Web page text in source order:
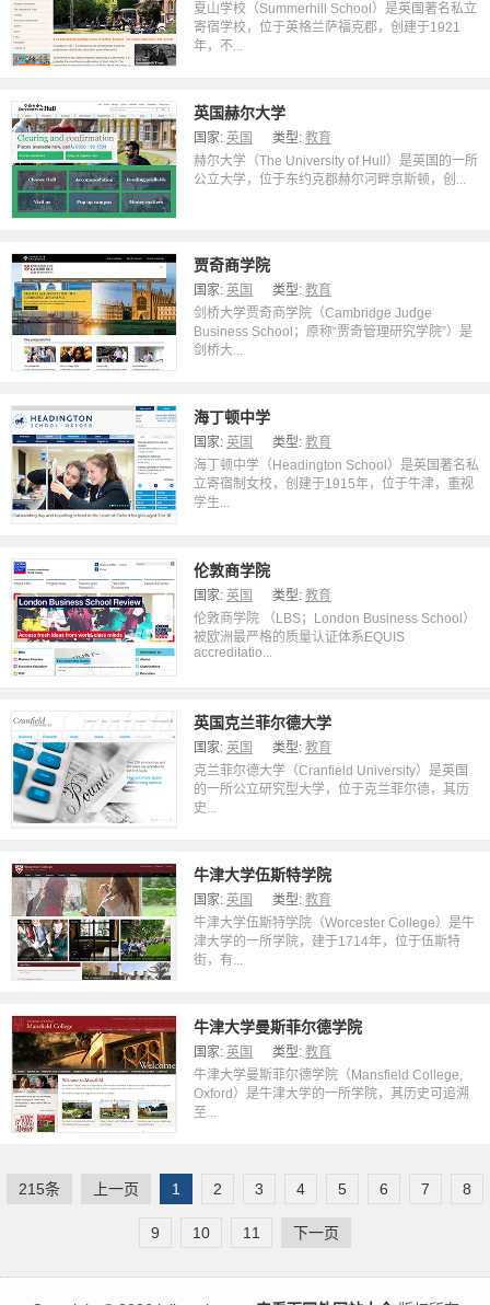
夏山学校（Summerhill School）是英国著名私立
寄宿学校，位于英格兰萨福克郡，创建于1921
年，不...
英国赫尔大学
国家: 英国 类型: 教育
赫尔大学（The University of Hull）是英国的一所
公立大学，位于东约克郡赫尔河畔京斯顿，创...
贾奇商学院
国家: 英国 类型: 教育
剑桥大学贾奇商学院（Cambridge Judge
Business School；原称“贾奇管理研究学院”）是
剑桥大...
海丁顿中学
国家: 英国 类型: 教育
海丁顿中学（Headington School）是英国著名私
立寄宿制女校，创建于1915年，位于牛津，重视
学生...
伦敦商学院
国家: 英国 类型: 教育
伦敦商学院 （LBS；London Business School）
被欧洲最严格的质量认证体系EQUIS
accreditatio...
英国克兰菲尔德大学
国家: 英国 类型: 教育
克兰菲尔德大学（Cranfield University）是英国
的一所公立研究型大学，位于克兰菲尔德，其历
史...
牛津大学伍斯特学院
国家: 英国 类型: 教育
牛津大学伍斯特学院（Worcester College）是牛
津大学的一所学院，建于1714年，位于伍斯特
街，有...
牛津大学曼斯菲尔德学院
国家: 英国 类型: 教育
牛津大学曼斯菲尔德学院（Mansfield College,
Oxford）是牛津大学的一所学院，其历史可追溯
至...
215条 上一页 1 2 3 4 5 6 7 8
9 10 11 下一页